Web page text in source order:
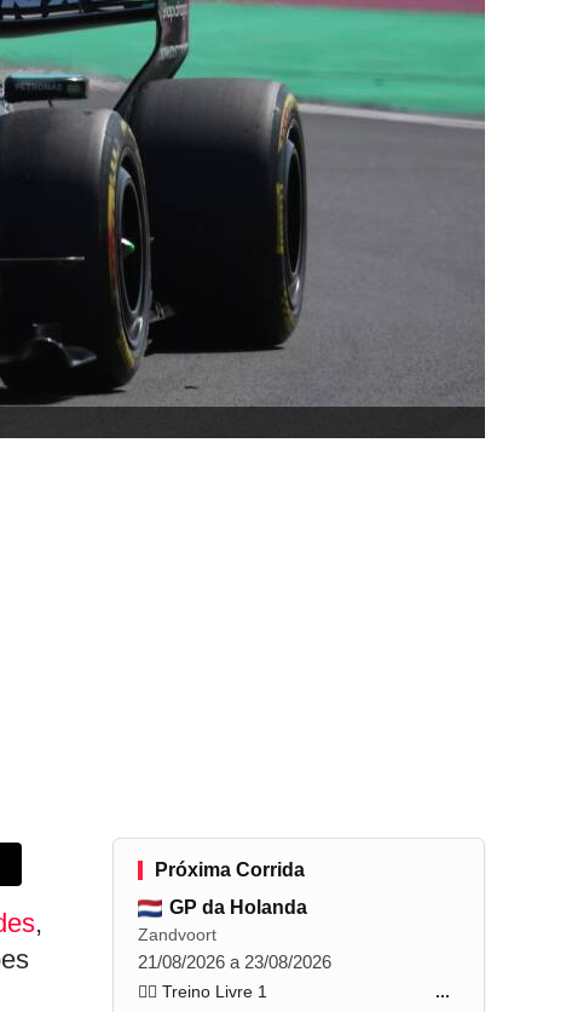
,
Próxima Corrida
GP da Holanda
Zandvoort
21/08/2026 a 23/08/2026
🏋️‍♂️ Treino Livre 1 ...